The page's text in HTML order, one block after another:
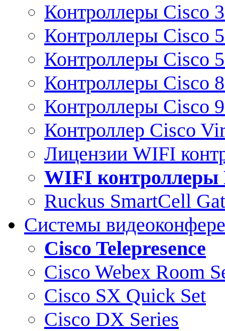
Контроллеры Cisco
Контроллеры Cisco
Контроллеры Cisco
Контроллеры Cisco
Контроллеры Cisco
Контроллер Cisco
Лицензии WIFI
WIFI контроллеры
Ruckus SmartCell
Системы
Cisco Telepresence
Cisco Webex Room
Cisco SX Quick Set
Cisco DX Series